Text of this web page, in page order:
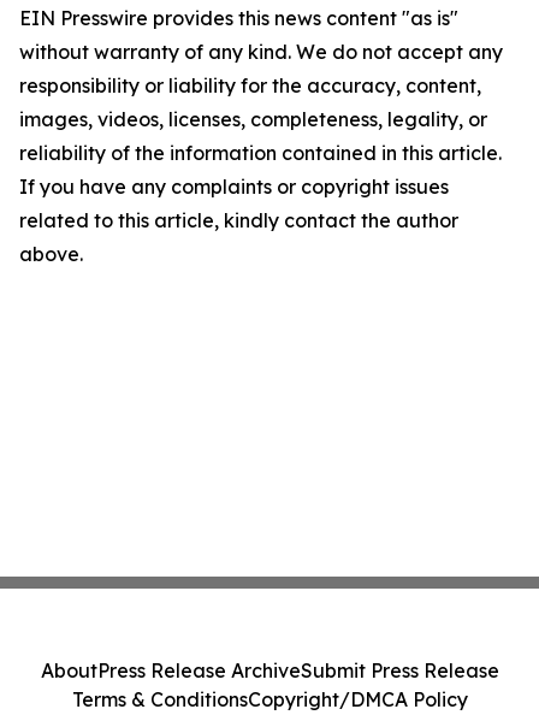
EIN Presswire provides this news content "as is"
without warranty of any kind. We do not accept any
responsibility or liability for the accuracy, content,
images, videos, licenses, completeness, legality, or
reliability of the information contained in this article.
If you have any complaints or copyright issues
related to this article, kindly contact the author
above.
AboutPress Release ArchiveSubmit Press Release
Terms & ConditionsCopyright/DMCA Policy